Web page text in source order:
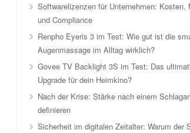
Softwarelizenzen für Unternehmen: Kosten,
und Compliance
Renpho Eyeris 3 im Test: Wie gut ist die
Augenmassage im Alltag wirklich?
Govee TV Backlight 3S im Test: Das
Upgrade für dein Heimkino?
Nach der Krise: Stärke nach einem
definieren
Sicherheit im digitalen Zeitalter: Warum der